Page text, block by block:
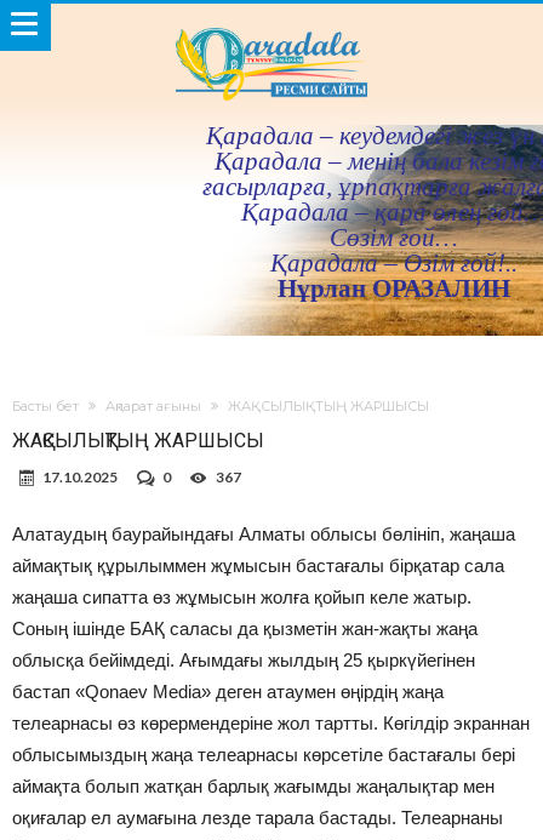
Қарадала – кеудемдегi жез үн
Қарадала – менiң бала кезiм
ғасырларға, ұрпақтарға
Қарадала – қара өлең
Сөзiм ғой…
Қарадала – Өзiм ғой!..
Нұрлан ОРАЗАЛИН
Басты бет Ақпарат ағыны ЖАҚСЫЛЫҚТЫҢ ЖАРШЫСЫ
ЖАҚСЫЛЫҚТЫҢ ЖАРШЫСЫ
17.10.2025 0 367
Алатаудың баурайындағы Алматы облысы бөлініп, жаңаша
аймақтық құрылыммен жұмысын бастағалы бірқатар сала
жаңаша сипатта өз жұмысын жолға қойып келе жатыр.
Соның ішінде БАҚ саласы да қызметін жан-жақты жаңа
облысқа бейімдеді. Ағымдағы жылдың 25 қыркүйегінен
бастап «Qonaev Media» деген атаумен өңірдің жаңа
телеарнасы өз көрермендеріне жол тартты. Көгілдір экраннан
облысымыздың жаңа телеарнасы көрсетіле бастағалы бері
аймақта болып жатқан барлық жағымды жаңалықтар мен
оқиғалар ел аумағына лезде тарала бастады. Телеарнаны